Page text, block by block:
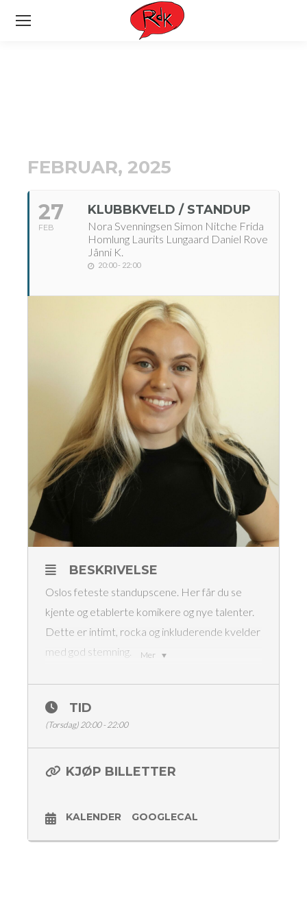
FEBRUAR, 2025
27
FEB
KLUBBKVELD / STANDUP
Nora Svenningsen Simon Nitche Frida
Homlung Laurits Lungaard Daniel Rove
Jånni K.
20:00 - 22:00
Mer
BESKRIVELSE
Oslos feteste standupscene. Her får du se
kjente og etablerte komikere og nye talenter.
Dette er intimt, rocka og inkluderende kvelder
med god stemning.
Frida Homlung
Laurits Lungaard
Daniel Rove
Konferansier Jånni K.
Showstart kl 20:00
TID
(Torsdag) 20:00 - 22:00
KJØP BILLETTER
KALENDER GOOGLECAL